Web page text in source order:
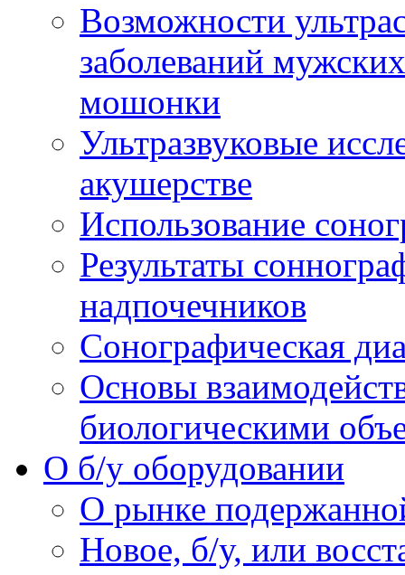
Возможности
заболеваний
мошонки
Ультразвуковые
акушерстве
Использование
Результаты
надпочечников
Сонографическая
Основы
биологическими
O б/у оборудовании
О рынке
Новое, б/у, или